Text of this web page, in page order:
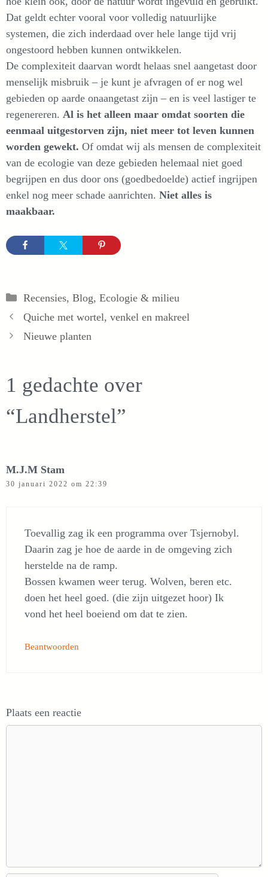
Dat geldt echter vooral voor volledig natuurlijke
systemen, die zich inderdaad over hele lange tijd vrij
ongestoord hebben kunnen ontwikkelen.
De complexiteit daarvan wordt helaas snel aangetast door
menselijk misbruik – je kunt je afvragen of er nog wel
gebieden op aarde onaangetast zijn – en is veel lastiger te
regenereren. Al is het alleen maar omdat soorten die
eenmaal uitgestorven zijn, niet meer tot leven kunnen
worden gewekt. Of omdat wij als mensen de complexiteit
van de ecologie van deze gebieden helemaal niet goed
begrijpen en dus door ons (goedbedoelde) actief ingrijpen
enkel nog meer schade aanrichten. Niet alles is
maakbaar.
Categorieën
Recensies, Blog, Ecologie & milieu
Quiche met wortel, venkel en makreel
Nieuwe planten
1 gedachte over
“Landherstel”
M.J.M Stam
30 januari 2022 om 22:39
Toevallig zag ik een programma over Tsjernobyl.
Daarin zag je hoe de aarde in de omgeving zich
herstelde na de ramp.
Bossen kwamen weer terug. Wolven, beren etc.
doen het heel goed. (die zijn uitgezet hoor) Ik
vond het heel boeiend om dat te zien.
Beantwoorden
Plaats een reactie